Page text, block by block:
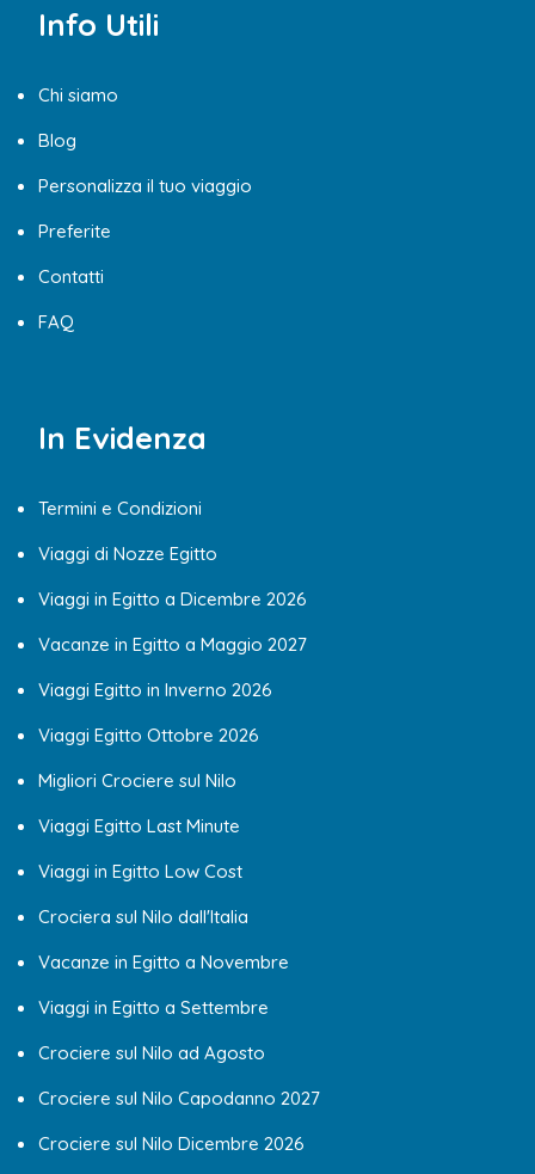
Info Utili
Chi siamo
Blog
Personalizza il tuo viaggio
Preferite
Contatti
FAQ
In Evidenza
Termini e Condizioni
Viaggi di Nozze Egitto
Viaggi in Egitto a Dicembre 2026
Vacanze in Egitto a Maggio 2027
Viaggi Egitto in Inverno 2026
Viaggi Egitto Ottobre 2026
Migliori Crociere sul Nilo
Viaggi Egitto Last Minute
Viaggi in Egitto Low Cost
Crociera sul Nilo dall'Italia
Vacanze in Egitto a Novembre
Viaggi in Egitto a Settembre
Crociere sul Nilo ad Agosto
Crociere sul Nilo Capodanno 2027
Crociere sul Nilo Dicembre 2026